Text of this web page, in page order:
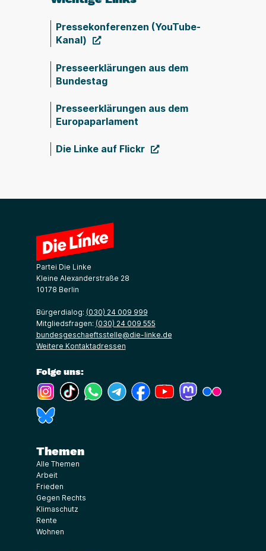
Pressekonferenzen (YouTube-
Kanal)
Presseerklärungen aus dem
Bundestag
Presseerklärungen aus dem
Europaparlament
Die Linke auf Flickr
Partei Die Linke
Kleine Alexanderstraße 28
10178 Berlin
Bürgerdialog: (030) 24 009 999
Mitgliedsfragen: (030) 24 009 555
bundesgeschaeftsstelle@die-linke.de
Weitere Kontaktadressen
Folge uns:
(Link öffnet ein neues Fenster)
(Link öffnet ein neues Fenster)
(Link öffnet ein neues Fenster)
(Link öffnet ein neues Fenster)
(Link öffnet ein neues Fenster)
(Link öffnet ein neues
(Link öffnet ein
Themen
Alle Themen
Arbeit
Frieden
Gegen Rechts
Klimaschutz
Rente
Wohnen